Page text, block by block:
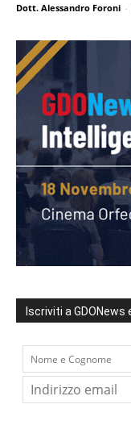
Dott. Alessandro Foroni -
Iscriviti a